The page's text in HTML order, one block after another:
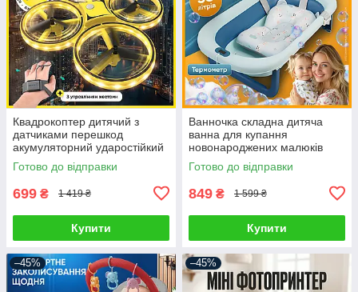
Квадрокоптер дитячий з
датчиками перешкод
акумуляторний ударостійкий
дрон керований жестами
управління браслетом
Готово до відправки
699 ₴ 1 419 ₴
Купити
Ванночка складна дитяча
ванна для купання
новонароджених малюків
дітей з термометром
електронним датчиком
Готово до відправки
849 ₴ 1 599 ₴
Купити
–45% –45%